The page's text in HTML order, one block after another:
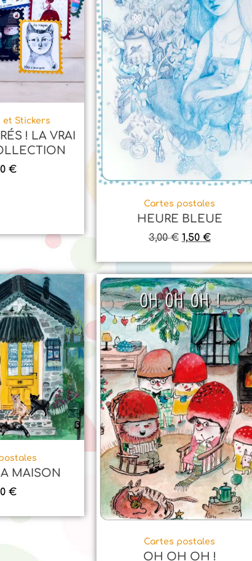
Stickers
! LA VRAI
€
Cartes postales
HEURE BLEUE
3,00€ 1,50 €
MAISON
€
Cartes postales
OH OH OH !